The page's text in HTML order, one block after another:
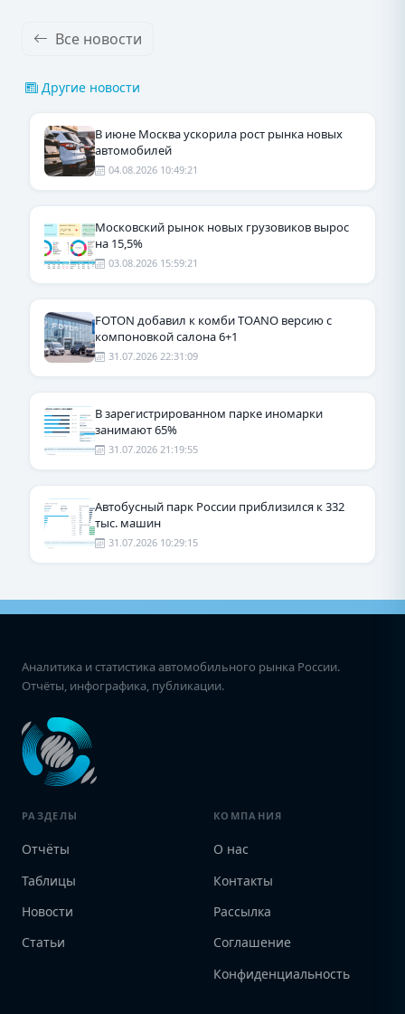
Все новости
Другие новости
В июне Москва ускорила рост рынка новых
автомобилей
04.08.2026 10:49:21
Московский рынок новых грузовиков вырос
на 15,5%
03.08.2026 15:59:21
FOTON добавил к комби TOANO версию с
компоновкой салона 6+1
31.07.2026 22:31:09
В зарегистрированном парке иномарки
занимают 65%
31.07.2026 21:19:55
Автобусный парк России приблизился к 332
тыс. машин
31.07.2026 10:29:15
Аналитика и статистика автомобильного рынка России.
Отчёты, инфографика, публикации.
РАЗДЕЛЫ
Отчёты
Таблицы
Новости
Статьи
КОМПАНИЯ
О нас
Контакты
Рассылка
Соглашение
Конфиденциальность